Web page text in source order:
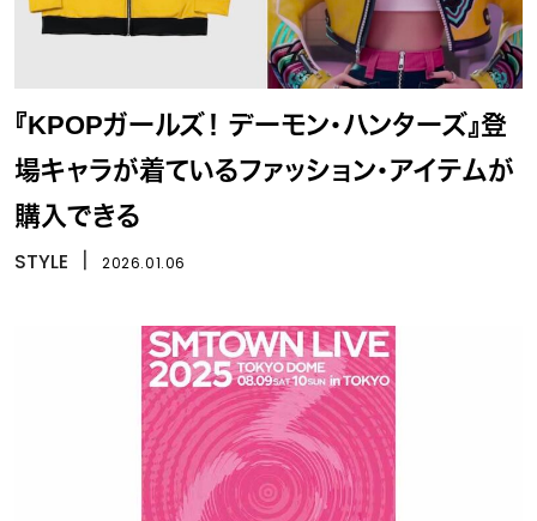
『KPOPガールズ！ デーモン・ハンターズ』登
場キャラが着ているファッション・アイテムが
購入できる
STYLE 2026.01.06